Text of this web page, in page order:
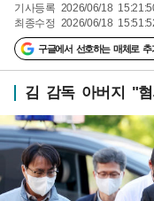
기사등록 2026/06/18
최종수정 2026/06/18
구글에서 선호하는 매체로 추
김 감독 아버지 "